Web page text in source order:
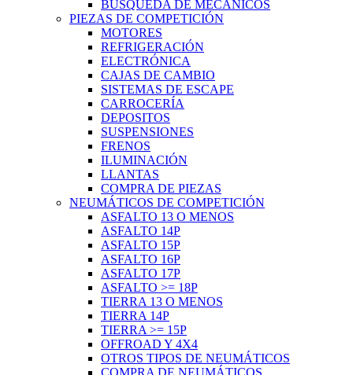
BÚSQUEDA DE MECÁNICOS
PIEZAS DE COMPETICIÓN
MOTORES
REFRIGERACIÓN
ELECTRÓNICA
CAJAS DE CAMBIO
SISTEMAS DE ESCAPE
CARROCERÍA
DEPOSITOS
SUSPENSIONES
FRENOS
ILUMINACIÓN
LLANTAS
COMPRA DE PIEZAS
NEUMÁTICOS DE COMPETICIÓN
ASFALTO 13 O MENOS
ASFALTO 14P
ASFALTO 15P
ASFALTO 16P
ASFALTO 17P
ASFALTO >= 18P
TIERRA 13 O MENOS
TIERRA 14P
TIERRA >= 15P
OFFROAD Y 4X4
OTROS TIPOS DE NEUMÁTICOS
COMPRA DE NEUMÁTICOS